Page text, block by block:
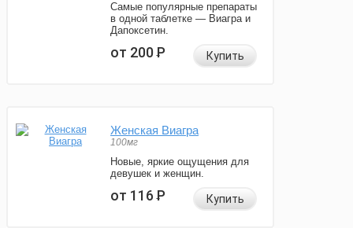
Самые популярные препараты
в одной таблетке — Виагра и
Дапоксетин.
от 200Р Купить
Женская Виагра
100мг
Новые, яркие ощущения для
девушек и женщин.
от 116Р Купить